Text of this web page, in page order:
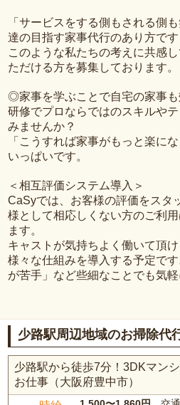
「サービスをする側もされる側
達の目指す家事代行のあり方です
このような私たちの考えに共感
ただける方を募集しております。
◎家事を学ぶことで自宅の家事
研修でプロならではのスキルや
みませんか？
「こうすれば家事がもっと楽に
いっぱいです。
＜相互評価システム導入＞
CaSyでは、お客様の評価をスタ
様として相応しくない方のご利
ます。
キャストが気持ちよく働いて頂
様々な仕組みを導入する予定で
が苦手」など些細なことでも気軽
少路駅周辺地域のお掃除代
少路駅から徒歩7分！3DKマン
お仕事（大阪府豊中市）